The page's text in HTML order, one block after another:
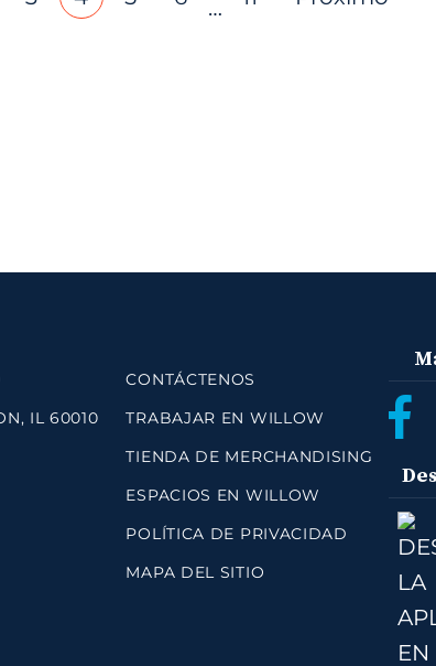
…
IL 60010
CONTÁCTENOS
TRABAJAR EN WILLOW
TIENDA DE MERCHANDISING
ESPACIOS EN WILLOW
POLÍTICA DE PRIVACIDAD
MAPA DEL SITIO